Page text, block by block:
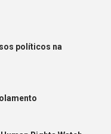
políticos na